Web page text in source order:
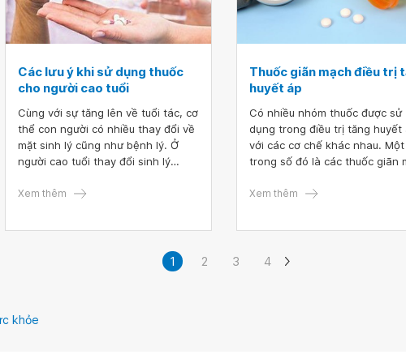
Các lưu ý khi sử dụng thuốc
cho người cao tuổi
Cùng với sự tăng lên về tuổi tác, cơ
thể con người có nhiều thay đổi về
mặt sinh lý cũng như bệnh lý. Ở
người cao tuổi thay đổi sinh lý
quan trong cơ thể. Quy luật lão hóa
cao tuổi. Các tổn thương mãn tính
từ những quá trình bệnh lý kéo dài
độ tuổi này. Vì vậy, sử dụng thuốc
Xem thêm
Thuốc giãn mạch điều trị
huyết áp
Có nhiều nhóm thuốc được sử
dụng trong điều trị tăng huyết
với các cơ chế khác nhau. Một
trong số đó là các thuốc giãn
mạch và/hoặc tĩnh mạch, từ
Xem thêm
1 2 3 4
khỏe